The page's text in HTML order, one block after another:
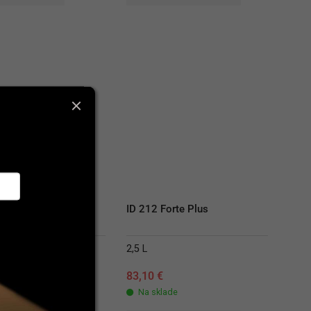
ID 212 Forte Plus
2,5 L
83,10 €
Na sklade